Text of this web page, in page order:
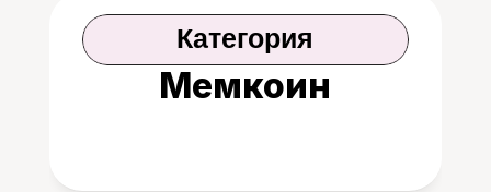
Категория
Мемкоин